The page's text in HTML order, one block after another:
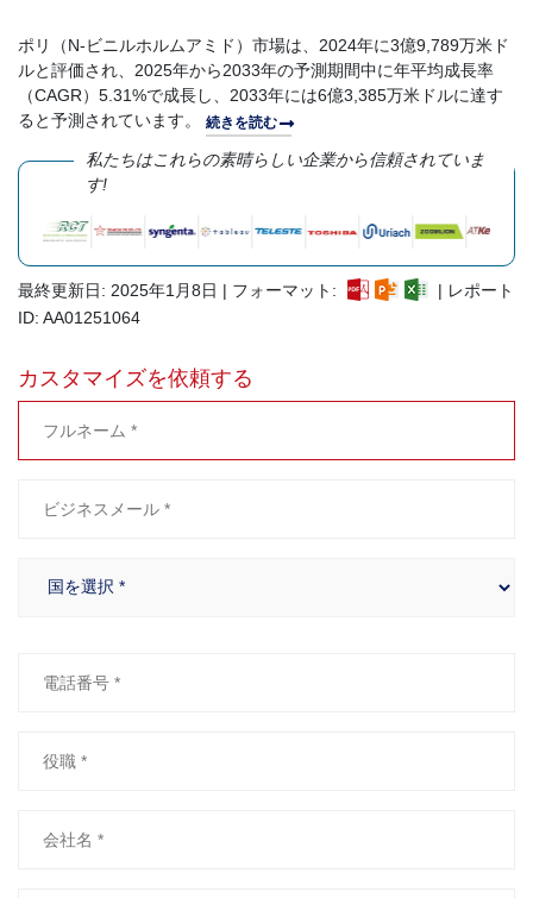
ポリ（N-ビニルホルムアミド）市場は、2024年に3億9,789万米ド
ルと評価され、2025年から2033年の予測期間中に年平均成長率
（CAGR）5.31%で成長し、2033年には6億3,385万米ドルに達す
ると予測されています。 続きを読む
私たちはこれらの素晴らしい企業から信頼されていま
す!
最終更新日: 2025年1月8日 | フォーマット:
| レポート
ID: AA01251064
カスタマイズを依頼する